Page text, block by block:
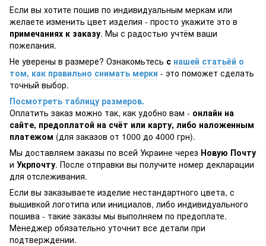
Если вы хотите пошив по индивидуальным меркам или
желаете изменить цвет изделия - просто укажите это в
примечаниях к заказу. Мы с радостью учтём ваши
пожелания.
Не уверены в размере? Ознакомьтесь с нашей статьёй о
том, как правильно снимать мерки - это поможет сделать
точный выбор.
Посмотреть таблицу размеров.
Оплатить заказ можно так, как удобно вам - онлайн на
сайте, предоплатой на счёт или карту, либо наложенным
платежом (для заказов от 1000 до 4000 грн).
Мы доставляем заказы по всей Украине через Новую Почту
и Укрпочту. После отправки вы получите номер декларации
для отслеживания.
Если вы заказываете изделие нестандартного цвета, с
вышивкой логотипа или инициалов, либо индивидуального
пошива - такие заказы мы выполняем по предоплате.
Менеджер обязательно уточнит все детали при
подтверждении.